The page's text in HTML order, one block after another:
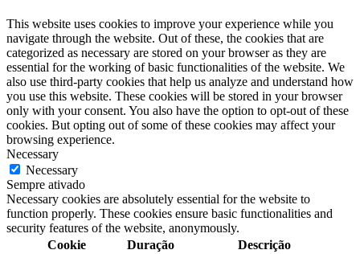
This website uses cookies to improve your experience while you
navigate through the website. Out of these, the cookies that are
categorized as necessary are stored on your browser as they are
essential for the working of basic functionalities of the website. We
also use third-party cookies that help us analyze and understand how
you use this website. These cookies will be stored in your browser
only with your consent. You also have the option to opt-out of these
cookies. But opting out of some of these cookies may affect your
browsing experience.
Necessary
Necessary
Sempre ativado
Necessary cookies are absolutely essential for the website to
function properly. These cookies ensure basic functionalities and
security features of the website, anonymously.
Cookie
Duração Descrição